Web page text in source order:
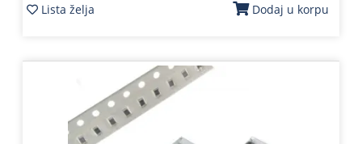
Lista želja
Dodaj u korpu